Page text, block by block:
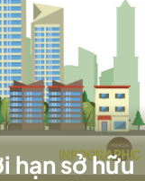
hạn sở hữu